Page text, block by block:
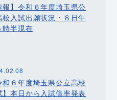
報】令和６年度埼玉県公
校入試出願状況・８日午
時半現在
和６年度埼玉県公立高校
】本日から入試倍率発表